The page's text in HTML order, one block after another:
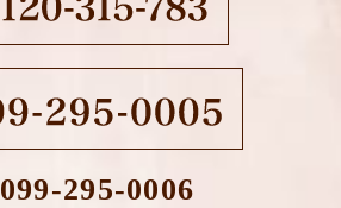
099-295-0006